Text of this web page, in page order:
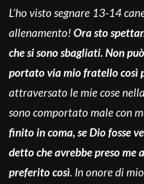
L’ho visto segnare 13-14
allenamento! Ora sto
che si sono sbagliati. Non
portato via mio fratello così
attraversato le mie cose
sono comportato male con
finito in coma, se Dio fosse
detto che avrebbe preso me
preferito così. In onore di